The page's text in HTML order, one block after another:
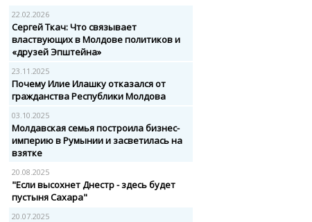
22.02.2026
Сергей Ткач: Что связывает
властвующих в Молдове политиков и
«друзей Эпштейна»
23.11.2025
Почему Илие Илашку отказался от
гражданства Республики Молдова
03.10.2025
Молдавская семья построила бизнес-
империю в Румынии и засветилась на
взятке
20.08.2025
"Если высохнет Днестр - здесь будет
пустыня Сахара"
20.07.2025